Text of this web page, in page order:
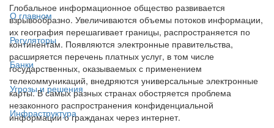
О главном
Регуляторы
Банки
Угрозы и решения
Инфраструктура
Глобальное информационное общество развивается
взрывообразно. Увеличиваются объемы потоков информации,
их география перешагивает границы, распространяется по
континентам. Появляются электронные правительства,
расширяется перечень платных услуг, в том числе
государственных, оказываемых с применением
телекоммуникаций, внедряются универсальные электронные
карты. В самых разных странах обостряется проблема
незаконного распространения конфиденциальной
информации о гражданах через интернет.